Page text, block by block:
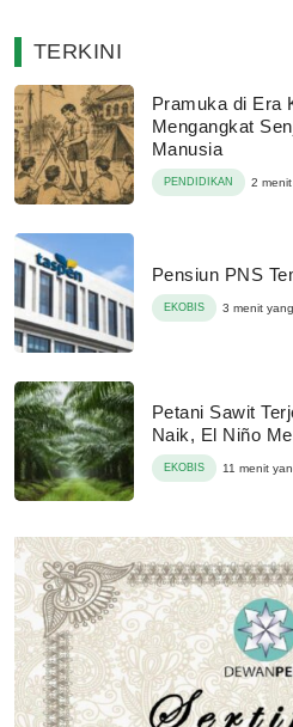
TERKINI
Pramuka di Era
Mengangkat
Manusia
PENDIDIKAN 2
Pensiun PNS
EKOBIS 3 menit
Petani Sawit
Naik, El Niño
EKOBIS 11 menit